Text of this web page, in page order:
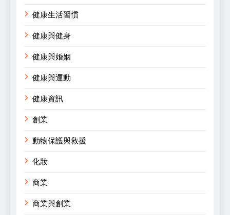
健康生活習慣
健康與健身
健康與婚姻
健康與運動
健康資訊
創業
動物保護與救援
化妝
商業
商業與創業